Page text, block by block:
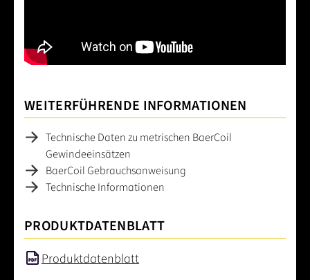
WEITERFÜHRENDE INFORMATIONEN
Technische Daten zu metrischen BaerCoil
Gewindeeinsätzen
BaerCoil Gebrauchsanweisung
Technische Informationen
PRODUKTDATENBLATT
Produktdatenblatt